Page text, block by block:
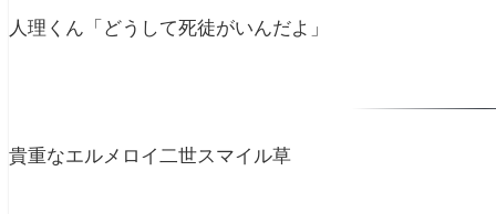
人理くん「どうして死徒がいんだよ」
貴重なエルメロイ二世スマイル草